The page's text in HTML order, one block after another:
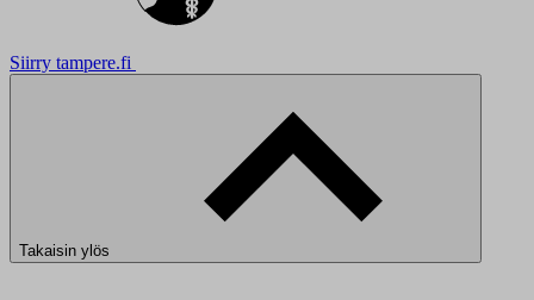
Siirry tampere.fi
Takaisin ylös